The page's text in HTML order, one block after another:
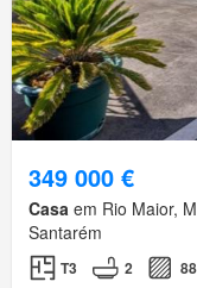
349 000 €
Casa em Rio Maior,
Santarém
T3 2